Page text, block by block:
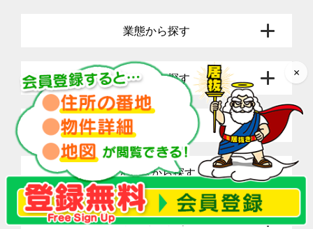
六本木は、世界を代表するブランドやセレクトショップが並ぶ最先
端の街。六本木のシンボルである六本木ヒルズには国内外の有名ブ
ビジネスパーソンや観光客に加え、芸能人などとすれ違うことも。
飲食需要の高い街かつ流行の発信地であることから、トレンドを捉
えた飲食店が多数出店しています。
繁華街としての機能はもちろん、オフィス街としても成功している
街で、2003年に六本木ヒルズ、2007年に東京ミッドタウンが駅周
辺にできたことから、六本木を拠点とする企業が増えています。さ
らに、外資系企業を誘致したことからグローバル化に成功し、国際
文化都市としての地位を獲得しました。
・六本木駅の乗降客数
東京メトロ日比谷線
68,808人
業態から探す
沿線から探す
エリアから探す
人気駅から探す
特集から探す
×